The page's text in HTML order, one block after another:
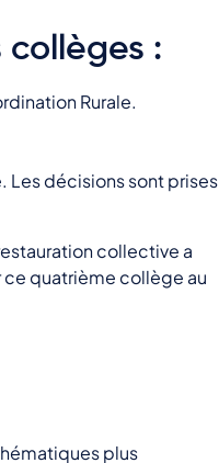
collèges :
Rurale.
Les décisions sont prises
collective a
ce quatrième collège au
plus